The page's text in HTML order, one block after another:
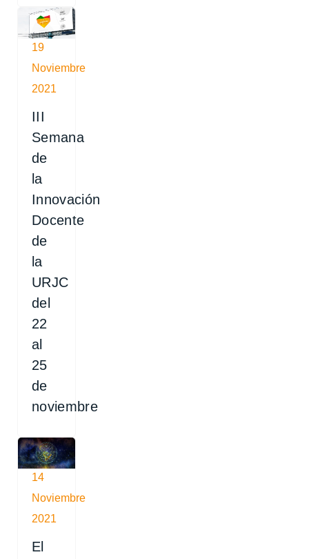
19
Noviembre
2021
III
Semana
de
la
Innovación
Docente
de
la
URJC
del
22
al
25
de
noviembre
14
Noviembre
2021
El